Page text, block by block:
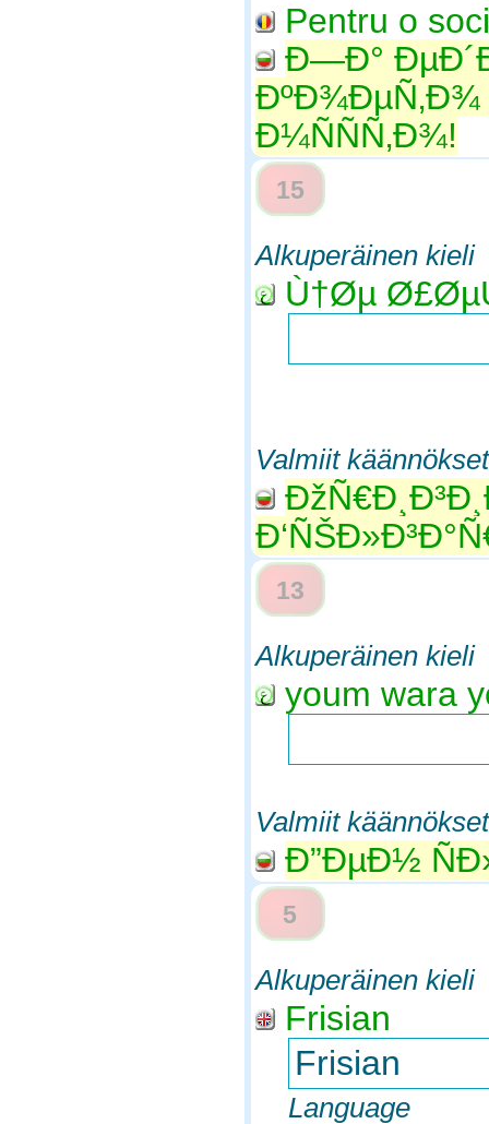
Pentru o
Ð—Ð°
ÐºÐ¾ÐµÑ‚Ð¾
Ð¼ÑÑÑ‚Ð¾!
15
Alkuperäinen kieli
Ù†Øµ
Valmiit käännökset
13
Alkuperäinen kieli
youm wara
Valmiit käännökset
Ð”ÐµÐ½
5
Alkuperäinen kieli
Frisian
Frisian
Language